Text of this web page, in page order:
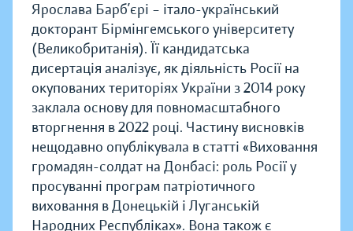
Ярослава Барб’єрі – італо-український
докторант Бірмінгемського університету
(Великобританія). Її кандидатська
дисертація аналізує, як діяльність Росії на
окупованих територіях України з 2014 року
заклала основу для повномасштабного
вторгнення в 2022 році. Частину висновків
нещодавно опублікувала в статті «Виховання
громадян-солдат на Донбасі: роль Росії у
просуванні програм патріотичного
виховання в Донецькій і Луганській
Народних Республіках». Вона також є